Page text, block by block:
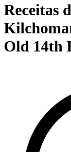
Receitas
Old 14th